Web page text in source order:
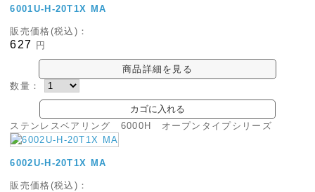
6001U-H-20T1X MA
販売価格(税込)：
627 円
商品詳細を見る
数量：
ステンレスベアリング 6000H オープンタイプシリーズ
6002U-H-20T1X MA
販売価格(税込)：